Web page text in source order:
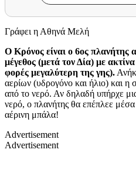
Γράφει η Αθηνά Μελή
Ο Κρόνος είναι ο 6ος πλανήτης
μέγεθος (μετά τον Δία) με ακτίνα
φορές μεγαλύτερη της γης).
αερίων (υδρογόνο και ήλιο) και η
από το νερό. Αν δηλαδή υπήρχε
νερό, ο πλανήτης θα επέπλεε
αέρινη μπάλα!
Advertisement
Advertisement